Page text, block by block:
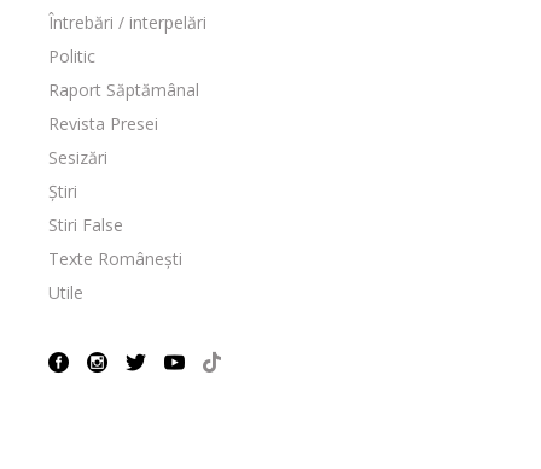
Întrebări / interpelări
Politic
Raport Săptămânal
Revista Presei
Sesizări
Știri
Stiri False
Texte Românești
Utile